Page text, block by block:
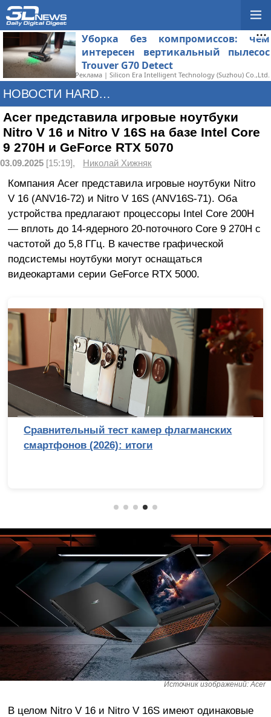
Уборка без компромиссов: чем
интересен вертикальный пылесос
Trouver G70 Detect
Реклама | Silicon Era Intelligent Technology (Suzhou) Co.,Ltd.
НОВОСТИ HARDWARE
Acer представила игровые ноутбуки
Nitro V 16 и Nitro V 16S на базе Intel Core
9 270H и GeForce RTX 5070
03.09.2025 [15:19], Николай Хижняк
Компания Acer представила игровые ноутбуки Nitro
V 16 (ANV16-72) и Nitro V 16S (ANV16S-71). Оба
устройства предлагают процессоры Intel Core 200H
— вплоть до 14-ядерного 20-поточного Core 9 270H с
частотой до 5,8 ГГц. В качестве графической
подсистемы ноутбуки могут оснащаться
видеокартами серии GeForce RTX 5000.
Сравнительный тест камер флагманских
смартфонов (2026): итоги
Источник изображений: Acer
В целом Nitro V 16 и Nitro V 16S имеют одинаковые